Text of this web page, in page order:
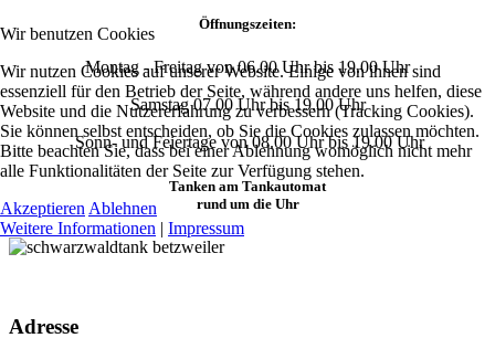
Öffnungszeiten:
Montag - Freitag von 06.00 Uhr bis 19.00 Uhr
Samstag 07.00 Uhr bis 19.00 Uhr
Sonn- und Feiertage von 08.00 Uhr bis 19.00 Uhr
Tanken am Tankautomat
rund um die Uhr
Adresse
Wir benutzen Cookies
Wir nutzen Cookies auf unserer Website. Einige von ihnen sind
essenziell für den Betrieb der Seite, während andere uns helfen, diese
Website und die Nutzererfahrung zu verbessern (Tracking Cookies).
Sie können selbst entscheiden, ob Sie die Cookies zulassen möchten.
Bitte beachten Sie, dass bei einer Ablehnung womöglich nicht mehr
alle Funktionalitäten der Seite zur Verfügung stehen.
Akzeptieren Ablehnen
Weitere Informationen | Impressum